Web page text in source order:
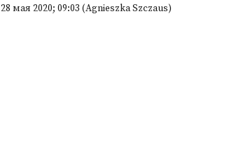
28 мая 2020; 09:03 (Agnieszka Szczaus)